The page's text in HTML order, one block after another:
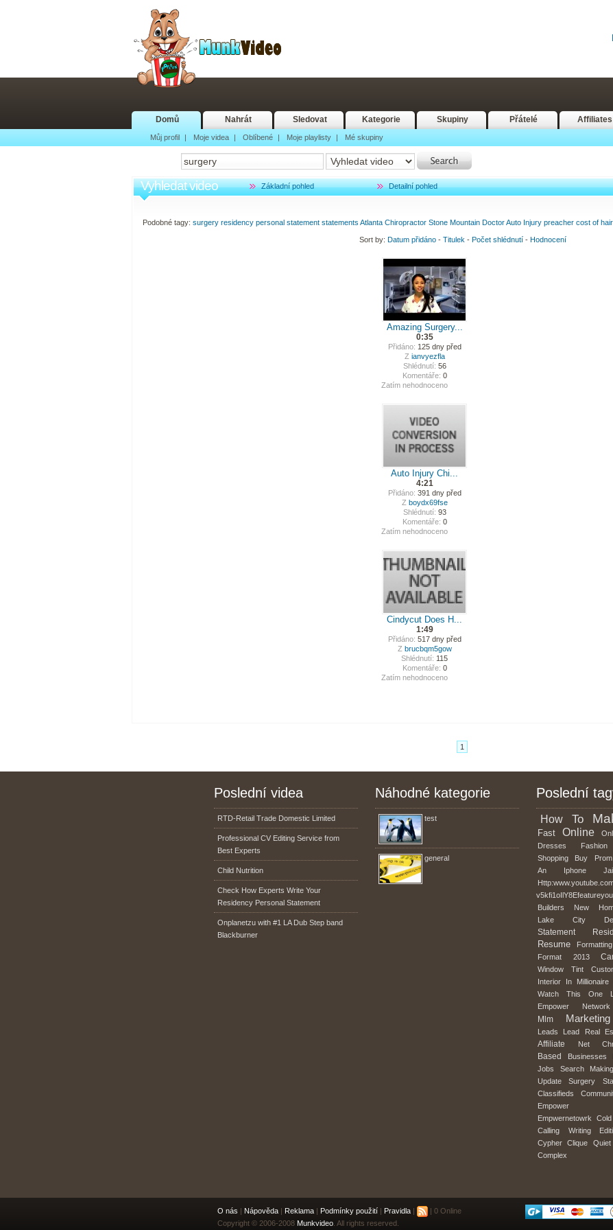
Domů Nahrát Sledovat Kategorie Skupiny Přátelé Affiliates
Můj profil | Moje videa | Oblíbené | Moje playlisty | Mé skupiny
Vyhledat video Základní pohled Detailní pohled
Podobné tagy: surgery residency personal statement statements Atlanta Chiropractor Stone Mountain DoctorAuto Injury preacher cost of hair
Sort by: Datum přidáno - Titulek - Počet shlédnutí - Hodnocení
Amazing Surgery...
0:35
Přidáno: 125 dny před
Z ianvyezfla
Shlédnutí: 56
Komentáře: 0
Zatím nehodnoceno
Auto Injury Chi...
4:21
Přidáno: 391 dny před
Z boydx69fse
Shlédnutí: 93
Komentáře: 0
Zatím nehodnoceno
Cindycut Does H...
1:49
Přidáno: 517 dny před
Z brucbqm5gow
Shlédnutí: 115
Komentáře: 0
Zatím nehodnoceno
1
Poslední videa
RTD-Retail Trade Domestic Limited
Professional CV Editing Service from
Best Experts
Child Nutrition
Check How Experts Write Your
Residency Personal Statement
Onplanetzu with #1 LA Dub Step band
Blackburner
Náhodné kategorie
test
general
Poslední
How To
Fast Online
Dresses
Fashion
Shopping
Buy Prom
An
Iphone
Builders New
Lake
City
Statement
Resume Formatting
Format
2013
Window
Tint
Interior
In Millionaire
Watch
This One
Empower
Network
Mlm Marketing
Leads
Lead Real
Affiliate Net
Based
Businesses
Jobs
Search Making
Update
Surgery
Classifieds
Empower
Empwernetowrk
Cold
Calling
Writing
Cypher
Clique Quiet
Complex
O nás | Nápověda | Reklama | Podmínky použití | Pravidla |
| 0 Online
Copyright © 2006-2008 Munkvideo . All rights reserved.